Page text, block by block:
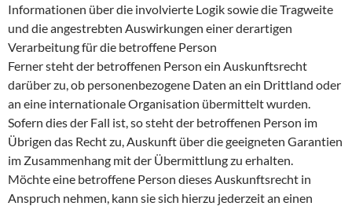
Informationen über die involvierte Logik sowie die Tragweite
und die angestrebten Auswirkungen einer derartigen
Verarbeitung für die betroffene Person
Ferner steht der betroffenen Person ein Auskunftsrecht
darüber zu, ob personenbezogene Daten an ein Drittland oder
an eine internationale Organisation übermittelt wurden.
Sofern dies der Fall ist, so steht der betroffenen Person im
Übrigen das Recht zu, Auskunft über die geeigneten Garantien
im Zusammenhang mit der Übermittlung zu erhalten.
Möchte eine betroffene Person dieses Auskunftsrecht in
Anspruch nehmen, kann sie sich hierzu jederzeit an einen